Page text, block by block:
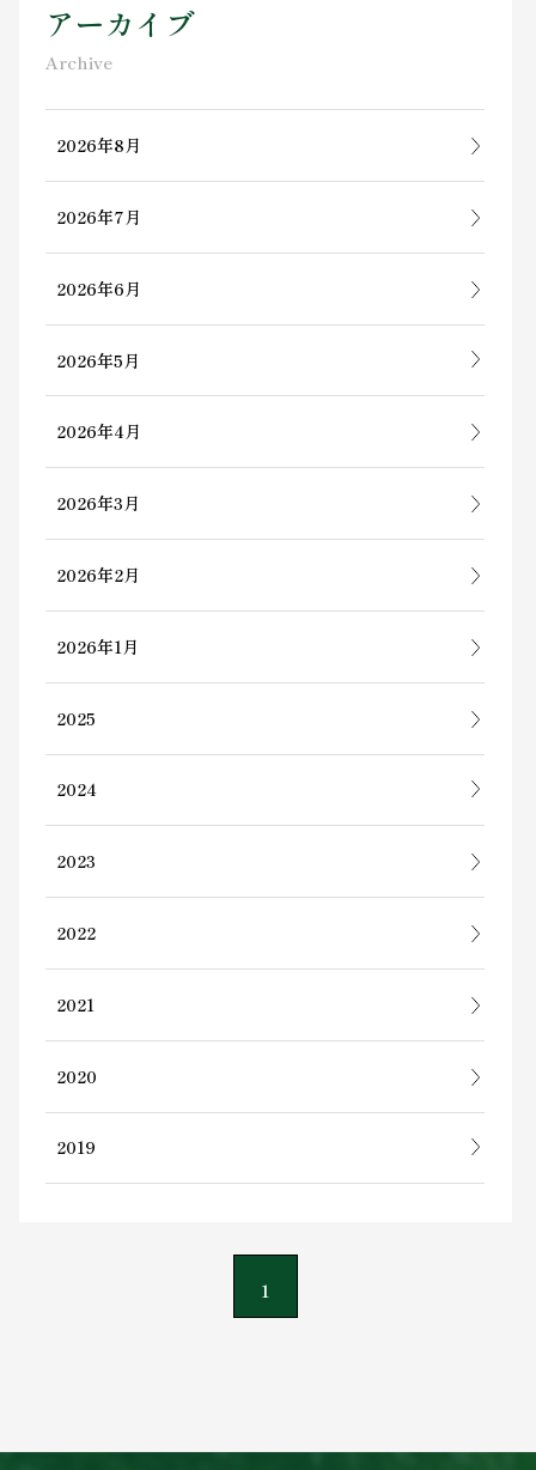
アーカイブ
Archive
2026年8月
2026年7月
2026年6月
2026年5月
2026年4月
2026年3月
2026年2月
2026年1月
2025
2024
2023
2022
2021
2020
2019
1